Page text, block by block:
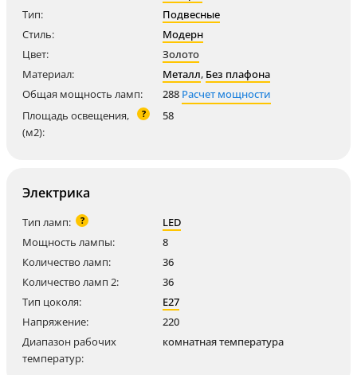
Тип:
Подвесные
Стиль:
Модерн
Цвет:
Золото
Материал:
Металл, Без плафона
Общая мощность ламп:
288 Расчет мощности
Площадь освещения,
(м2):
? 58
Электрика
Тип ламп: ?
LED
Мощность лампы:
8
Количество ламп:
36
Количество ламп 2:
36
Тип цоколя:
E27
Напряжение:
220
Диапазон рабочих
температур:
комнатная температура